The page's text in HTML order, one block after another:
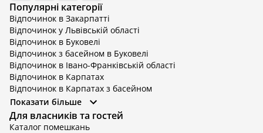
Популярні категорії
Відпочинок в Закарпатті
Відпочинок у Львівській області
Відпочинок в Буковелі
Відпочинок з басейном в Буковелі
Відпочинок в Івано-Франківській області
Відпочинок в Карпатах
Відпочинок в Карпатах з басейном
Відпочинок в Київській області
Відпочинок в Київській області з басейном
Відпочинок в Тернопільській області
Показати більше
Для власників та гостей
Каталог помешкань